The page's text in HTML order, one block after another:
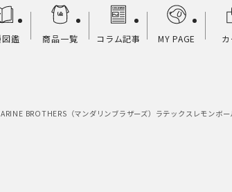
鑑 商品一覧 コラム記事 MY PAGE
BROTHERS（マンダリンブラザーズ） ラテックスレモンボ